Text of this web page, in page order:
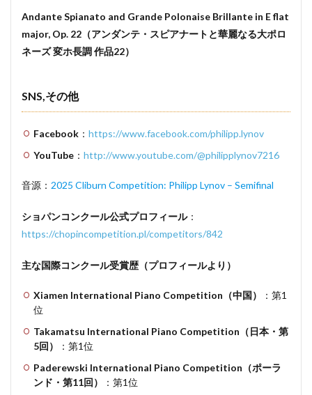
Andante Spianato and Grande Polonaise Brillante in E flat
major, Op. 22（アンダンテ・スピアナートと華麗なる大ポロ
ネーズ 変ホ長調 作品22）
SNS,その他
Facebook ： https://www.facebook.com/philipp.lynov
YouTube ： http://www.youtube.com/@philipplynov7216
音源： 2025 Cliburn Competition: Philipp Lynov – Semifinal
ショパンコンクール公式プロフィール：
https://chopincompetition.pl/competitors/842
主な国際コンクール受賞歴（プロフィールより）
Xiamen International Piano Competition（中国）
：第1
位
Takamatsu International Piano Competition（日本・第
5回）
：第1位
Paderewski International Piano Competition（ポーラ
ンド・第11回）
：第1位